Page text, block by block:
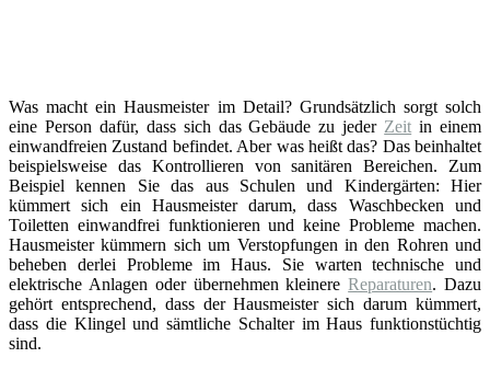
Was macht ein Hausmeister im Detail? Grundsätzlich sorgt solch
eine Person dafür, dass sich das Gebäude zu jeder Zeit in einem
einwandfreien Zustand befindet. Aber was heißt das? Das beinhaltet
beispielsweise das Kontrollieren von sanitären Bereichen. Zum
Beispiel kennen Sie das aus Schulen und Kindergärten: Hier
kümmert sich ein Hausmeister darum, dass Waschbecken und
Toiletten einwandfrei funktionieren und keine Probleme machen.
Hausmeister kümmern sich um Verstopfungen in den Rohren und
beheben derlei Probleme im Haus. Sie warten technische und
elektrische Anlagen oder übernehmen kleinereReparaturen. Dazu
gehört entsprechend, dass der Hausmeister sich darum kümmert,
dass die Klingel und sämtliche Schalter im Haus funktionstüchtig
sind.